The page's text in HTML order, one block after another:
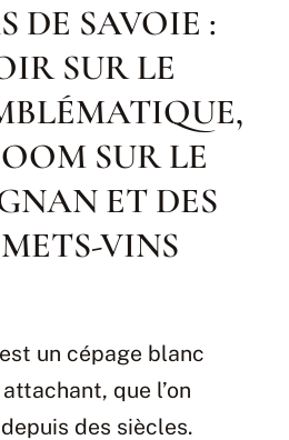
DE SAVOIE :
SUR LE
SUR LE
ET DES
VINS
un cépage blanc
que l’on
des siècles.